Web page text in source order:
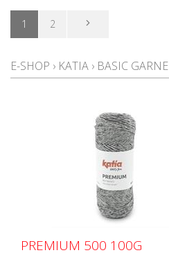
1 2
E-SHOP › KATIA › BASIC GARNE
PREMIUM 500 100G